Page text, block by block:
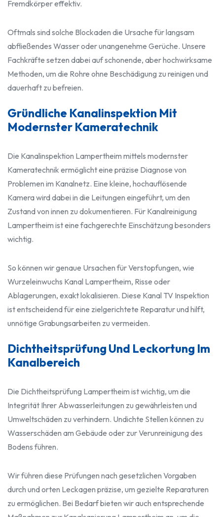
Fremdkörper effektiv.
Oftmals sind solche Blockaden die Ursache für langsam
abfließendes Wasser oder unangenehme Gerüche. Unsere
Fachkräfte setzen dabei auf schonende, aber hochwirksame
Methoden, um die Rohre ohne Beschädigung zu reinigen und
dauerhaft zu befreien.
Gründliche Kanalinspektion Mit
Modernster Kameratechnik
Die Kanalinspektion Lampertheim mittels modernster
Kameratechnik ermöglicht eine präzise Diagnose von
Problemen im Kanalnetz. Eine kleine, hochauflösende
Kamera wird dabei in die Leitungen eingeführt, um den
Zustand von innen zu dokumentieren. Für Kanalreinigung
Lampertheim ist eine fachgerechte Einschätzung besonders
wichtig.
So können wir genaue Ursachen für Verstopfungen, wie
Wurzeleinwuchs Kanal Lampertheim, Risse oder
Ablagerungen, exakt lokalisieren. Diese Kanal TV Inspektion
ist entscheidend für eine zielgerichtete Reparatur und hilft,
unnötige Grabungsarbeiten zu vermeiden.
Dichtheitsprüfung Und Leckortung Im
Kanalbereich
Die Dichtheitsprüfung Lampertheim ist wichtig, um die
Integrität Ihrer Abwasserleitungen zu gewährleisten und
Umweltschäden zu verhindern. Undichte Stellen können zu
Wasserschäden am Gebäude oder zur Verunreinigung des
Bodens führen.
Wir führen diese Prüfungen nach gesetzlichen Vorgaben
durch und orten Leckagen präzise, um gezielte Reparaturen
zu ermöglichen. Bei Bedarf bieten wir auch entsprechende